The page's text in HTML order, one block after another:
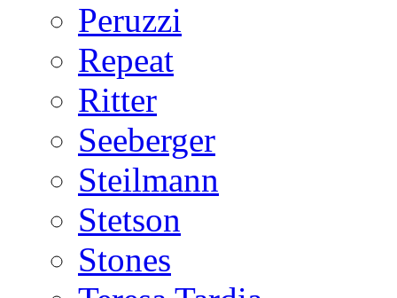
Peruzzi
Repeat
Ritter
Seeberger
Steilmann
Stetson
Stones